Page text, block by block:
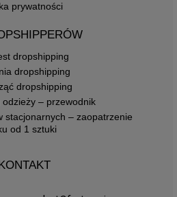
prywatności
dropshipping
dropshipping
dropshipping
– przewodnik
stacjonarnych – zaopatrzenie
od 1 sztuki
KONTAKT